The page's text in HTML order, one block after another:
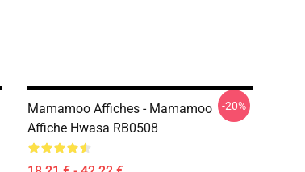
Mamamoo Affiches - Mamamoo
Affiche Hwasa RB0508
-20%